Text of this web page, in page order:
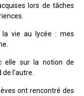
lors de tâches
la vie au lycée : mes
elle sur la notion de
l’autre.
ont rencontré des